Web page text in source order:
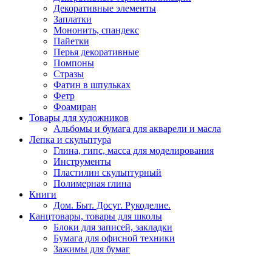
Декоративные элементы
Заплатки
Мононить, спандекс
Пайетки
Перья декоративные
Помпоны
Стразы
Фатин в шпульках
Фетр
Фоамиран
Товары для художников
Альбомы и бумага для акварели и масла
Лепка и скульптура
Глина, гипс, масса для моделирования
Инструменты
Пластилин скульптурный
Полимерная глина
Книги
Дом. Быт. Досуг. Рукоделие.
Канцтовары, товары для школы
Блоки для записей, закладки
Бумага для офисной техники
Зажимы для бумаг